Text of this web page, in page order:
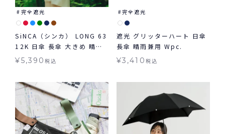
完全遮光
SiNCA（シンカ） LONG 63
12K 日傘 長傘 大きめ 晴雨
兼用
¥5,390税込
完全遮光
遮光 グリッターハート 日傘
長傘 晴雨兼用 Wpc.
¥3,410 税込